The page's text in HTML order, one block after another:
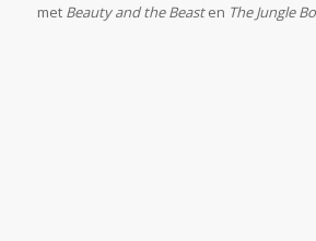
met Beauty and the Beasten The Jungle